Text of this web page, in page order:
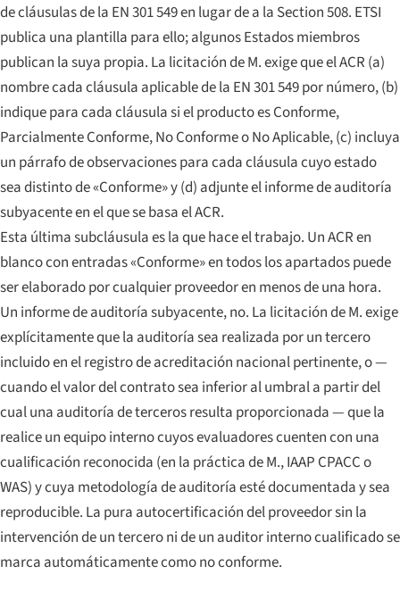
de cláusulas de la EN 301 549 en lugar de a la Section 508. ETSI
publica una plantilla para ello; algunos Estados miembros
publican la suya propia. La licitación de M. exige que el ACR (a)
nombre cada cláusula aplicable de la EN 301 549 por número, (b)
indique para cada cláusula si el producto es Conforme,
Parcialmente Conforme, No Conforme o No Aplicable, (c) incluya
un párrafo de observaciones para cada cláusula cuyo estado
sea distinto de «Conforme» y (d) adjunte el informe de auditoría
subyacente en el que se basa el ACR.
Esta última subcláusula es la que hace el trabajo. Un ACR en
blanco con entradas «Conforme» en todos los apartados puede
ser elaborado por cualquier proveedor en menos de una hora.
Un informe de auditoría subyacente, no. La licitación de M. exige
explícitamente que la auditoría sea realizada por un tercero
incluido en el registro de acreditación nacional pertinente, o —
cuando el valor del contrato sea inferior al umbral a partir del
cual una auditoría de terceros resulta proporcionada — que la
realice un equipo interno cuyos evaluadores cuenten con una
cualificación reconocida (en la práctica de M., IAAP CPACC o
WAS) y cuya metodología de auditoría esté documentada y sea
reproducible. La pura autocertificación del proveedor sin la
intervención de un tercero ni de un auditor interno cualificado se
marca automáticamente como no conforme.